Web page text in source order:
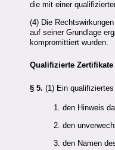
die mit einer
(4) Die
auf seiner Grundlage
kompromittiert wurden.
Qualifizierte Zertifikate
§ 5. (1) Ein
1. den Hinweis
2. den
3. den Namen